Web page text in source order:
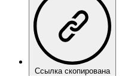
Ссылка скопирована